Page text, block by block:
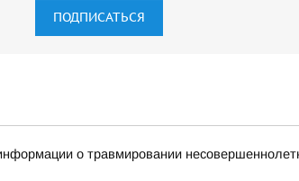
ПОДПИСАТЬСЯ
о травмировании